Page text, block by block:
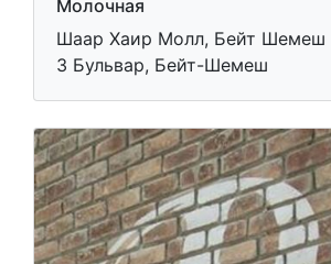
Молочная
Шаар Хаир Молл, Бейт Шемеш
3 Бульвар, Бейт-Шемеш